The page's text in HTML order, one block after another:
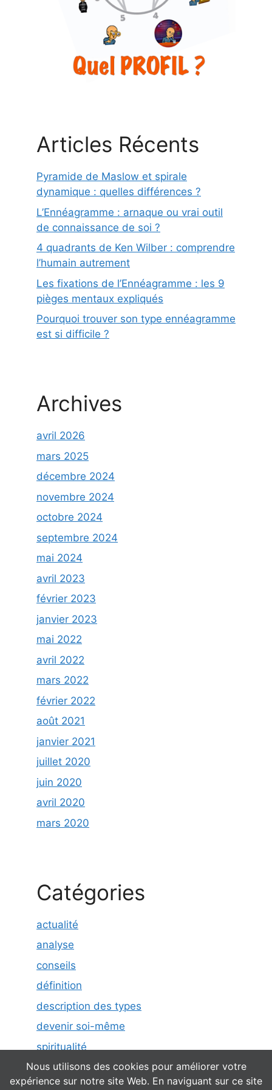
Articles Récents
Pyramide de Maslow et spirale
dynamique : quelles différences ?
L’Ennéagramme : arnaque ou vrai outil
de connaissance de soi ?
4 quadrants de Ken Wilber : comprendre
l’humain autrement
Les fixations de l’Ennéagramme : les 9
pièges mentaux expliqués
Pourquoi trouver son type ennéagramme
est si difficile ?
Archives
avril 2026
mars 2025
décembre 2024
novembre 2024
octobre 2024
septembre 2024
mai 2024
avril 2023
février 2023
janvier 2023
mai 2022
avril 2022
mars 2022
février 2022
août 2021
janvier 2021
juillet 2020
juin 2020
avril 2020
mars 2020
Catégories
actualité
analyse
conseils
définition
description des types
devenir soi-même
spiritualité
Nous utilisons des cookies pour améliorer votre
expérience sur notre site Web. En naviguant sur ce site